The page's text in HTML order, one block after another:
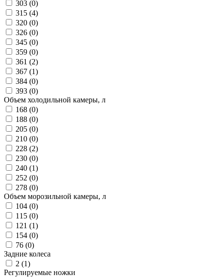
303 (0)
315 (4)
320 (0)
326 (0)
345 (0)
359 (0)
361 (2)
367 (1)
384 (0)
393 (0)
Объем холодильной камеры, л
168 (0)
188 (0)
205 (0)
210 (0)
228 (2)
230 (0)
240 (1)
252 (0)
278 (0)
Объем морозильной камеры, л
104 (0)
115 (0)
121 (1)
154 (0)
76 (0)
Задние колеса
2 (1)
Регулируемые ножки